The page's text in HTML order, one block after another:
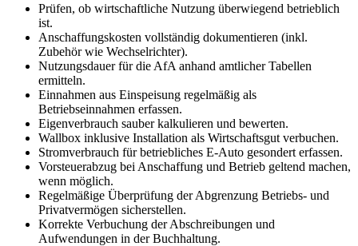
Prüfen, ob wirtschaftliche Nutzung überwiegend betrieblich
ist.
Anschaffungskosten vollständig dokumentieren (inkl.
Zubehör wie Wechselrichter).
Nutzungsdauer für die AfA anhand amtlicher Tabellen
ermitteln.
Einnahmen aus Einspeisung regelmäßig als
Betriebseinnahmen erfassen.
Eigenverbrauch sauber kalkulieren und bewerten.
Wallbox inklusive Installation als Wirtschaftsgut verbuchen.
Stromverbrauch für betriebliches E-Auto gesondert erfassen.
Vorsteuerabzug bei Anschaffung und Betrieb geltend machen,
wenn möglich.
Regelmäßige Überprüfung der Abgrenzung Betriebs- und
Privatvermögen sicherstellen.
Korrekte Verbuchung der Abschreibungen und
Aufwendungen in der Buchhaltung.